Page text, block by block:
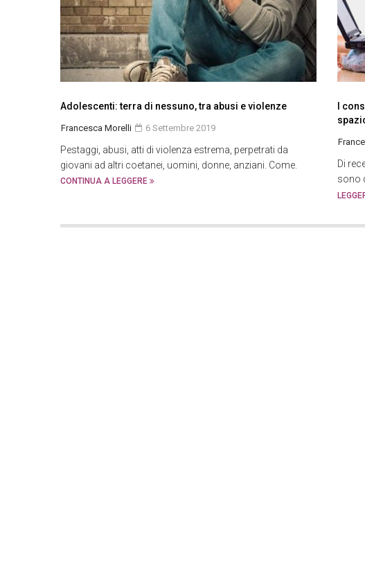
Adolescenti: terra di nessuno, tra abusi e violenze
Francesca Morelli 6 Settembre 2019
Pestaggi, abusi, atti di violenza estrema, perpetrati da
giovani ad altri coetanei, uomini, donne, anziani. Come.
CONTINUA A LEGGERE
I
Di
sono